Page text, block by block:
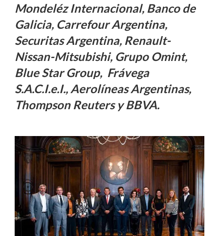
Mondeléz Internacional, Banco de
Galicia, Carrefour Argentina,
Securitas Argentina, Renault-
Nissan-Mitsubishi, Grupo Omint,
Blue Star Group, Frávega
S.A.C.I.e.I., Aerolíneas Argentinas,
Thompson Reuters y BBVA.